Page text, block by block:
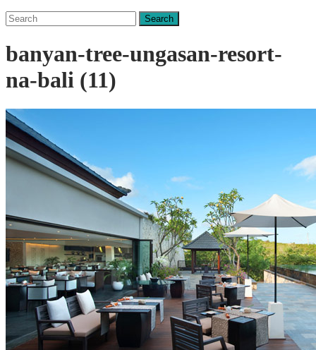
Search
for:
banyan-tree-ungasan-resort-
na-bali (11)